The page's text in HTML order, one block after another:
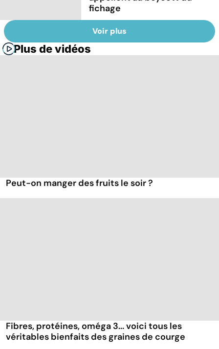
fichage
Voir plus
Plus de vidéos
Peut-on manger des fruits le soir ?
Fibres, protéines, oméga 3... voici tous les
véritables bienfaits des graines de courge